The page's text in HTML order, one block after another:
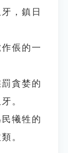
，鎮日
倀的一
貪婪的
。
犧牲的
。